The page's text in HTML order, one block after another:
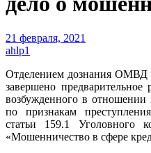
21 февраля, 2021
ahlp1
Отделением дознания ОМВД
завершено предварительное
возбужденного в
по признакам
статьи 159.1 Уголовного
«Мошенничество в сфере